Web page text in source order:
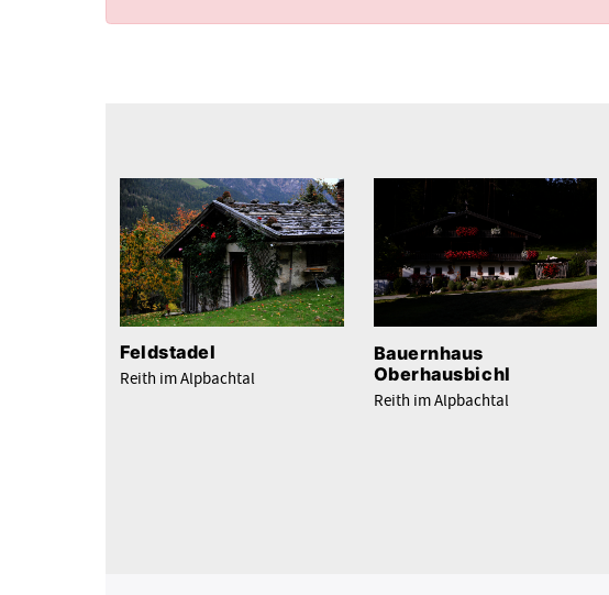
Feldstadel
Reith im Alpbachtal
Bauernhaus
Oberhausbichl
Reith im Alpbachtal